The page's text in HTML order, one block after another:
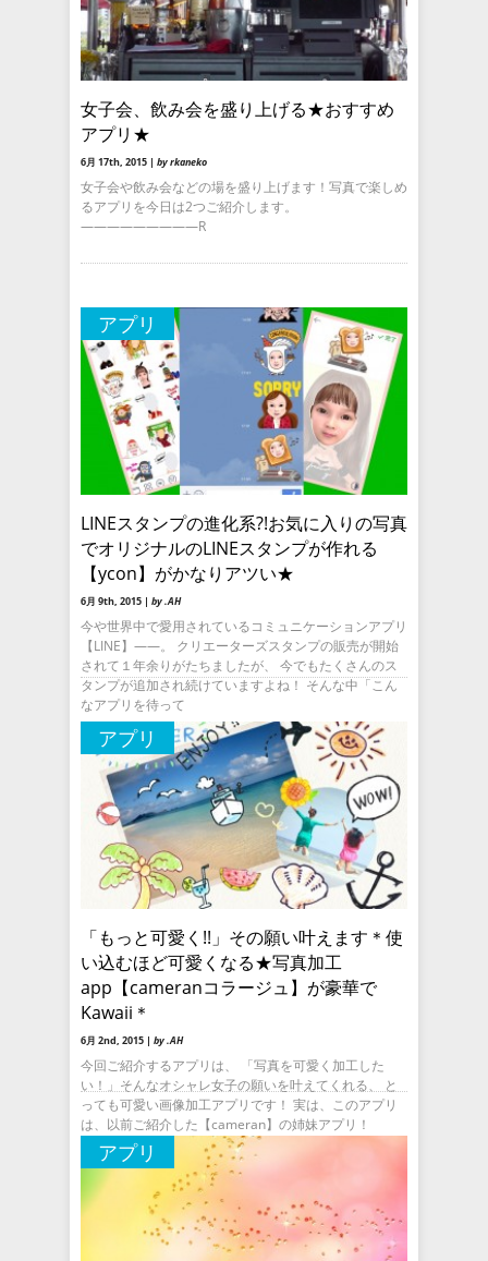
女子会、飲み会を盛り上げる★おすすめ
アプリ★
6月 17th, 2015 | by rkaneko
女子会や飲み会などの場を盛り上げます！写真で楽しめ
るアプリを今日は2つご紹介します。
—————————R
アプリ
LINEスタンプの進化系?!お気に入りの写真
でオリジナルのLINEスタンプが作れる
【ycon】がかなりアツい★
6月 9th, 2015 | by .AH
今や世界中で愛用されているコミュニケーションアプリ
【LINE】――。 クリエーターズスタンプの販売が開始
されて１年余りがたちましたが、 今でもたくさんのス
タンプが追加され続けていますよね！ そんな中「こん
なアプリを待って
アプリ
「もっと可愛く!!」その願い叶えます＊使
い込むほど可愛くなる★写真加工
app【cameranコラージュ】が豪華で
Kawaii＊
6月 2nd, 2015 | by .AH
今回ご紹介するアプリは、 「写真を可愛く加工した
い！」そんなオシャレ女子の願いを叶えてくれる、 と
っても可愛い画像加工アプリです！ 実は、このアプリ
は、以前ご紹介した【cameran】の姉妹アプリ！
【cameran】の
アプリ